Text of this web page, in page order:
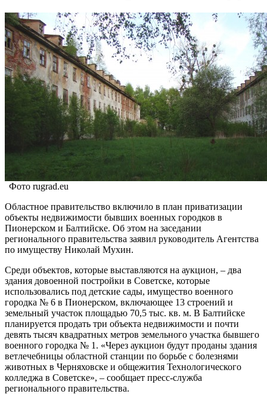
Фото rugrad.eu
Областное правительство включило в план приватизации
объекты недвижимости бывших военных городков в
Пионерском и Балтийске. Об этом на заседании
регионального правительства заявил руководитель Агентства
по имуществу Николай Мухин.
Среди объектов, которые выставляются на аукцион, – два
здания довоенной постройки в Советске, которые
использовались под детские сады, имущество военного
городка № 6 в Пионерском, включающее 13 строений и
земельный участок площадью 70,5 тыс. кв. м. В Балтийске
планируется продать три объекта недвижимости и почти
девять тысяч квадратных метров земельного участка бывшего
военного городка № 1. «Через аукцион будут проданы здания
ветлечебницы областной станции по борьбе с болезнями
животных в Черняховске и общежития Технологического
колледжа в Советске», – сообщает пресс-служба
регионального правительства.